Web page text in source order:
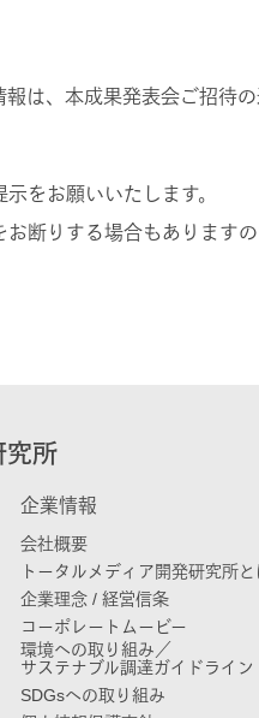
は、本成果発表会ご招待
をお願いいたします。
断りする場合もありますの
究所
企業情報
会社概要
トータルメディア開発研究所と
企業理念 / 経営信条
コーポレートムービー
環境への取り組み／
サステナブル調達ガイドライン
SDGsへの取り組み